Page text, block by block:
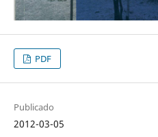
PDF
Publicado
2012-03-05